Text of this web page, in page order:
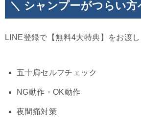
＼ シャンプーがつらい方
LINE登録で【無料4大特典】をお渡し
五十肩セルフチェック
NG動作・OK動作
夜間痛対策